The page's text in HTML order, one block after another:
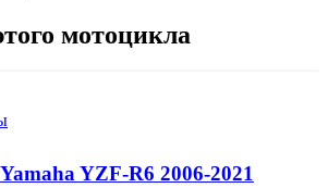
мотоцикла
Этот
несколькоYZF-R6 2006-2021